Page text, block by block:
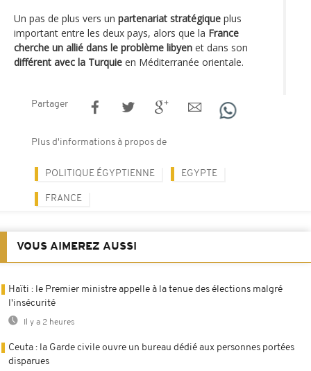
Un pas de plus vers un partenariat stratégique plus
important entre les deux pays, alors que la France
cherche un allié dans le problème libyen et dans son
différent avec la Turquie en Méditerranée orientale.
Partager
Plus d'informations à propos de
POLITIQUE ÉGYPTIENNE EGYPTE
FRANCE
VOUS AIMEREZ AUSSI
Haïti : le Premier ministre appelle à la tenue des élections malgré
l'insécurité
Il y a 2 heures
Ceuta : la Garde civile ouvre un bureau dédié aux personnes portées
disparues